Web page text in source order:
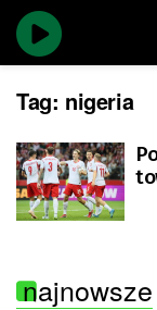
Tag: nigeria
najnowsze